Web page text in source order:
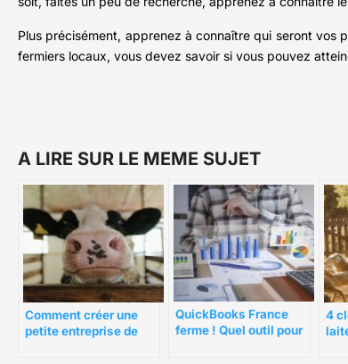
Plus précisément, apprenez à connaître qui seront vos
fermiers locaux, vous devez savoir si vous pouvez
A LIRE SUR LE MEME SUJET
Comment créer une
petite entreprise de
QuickBooks France
ferme ! Quel outil pour
4